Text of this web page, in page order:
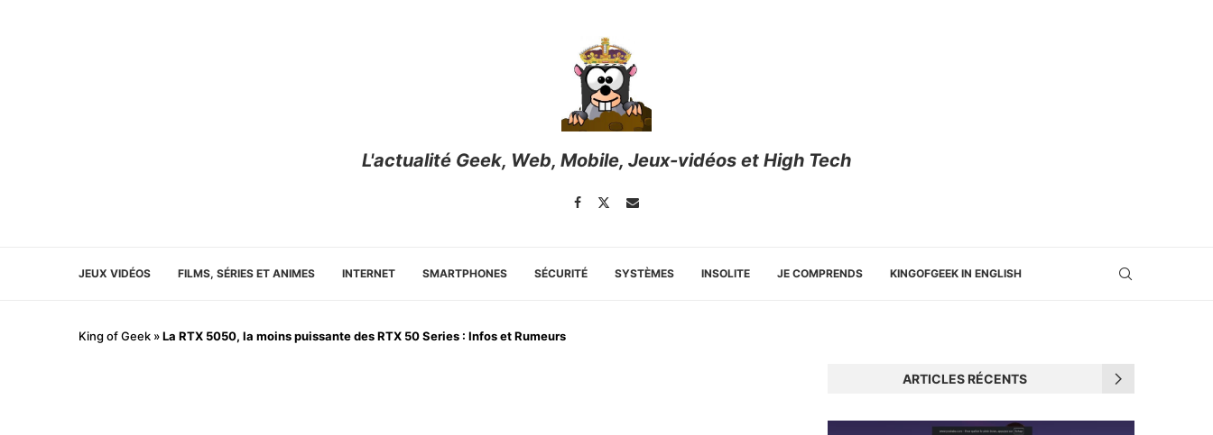
L'actualité Geek, Web, Mobile, Jeux-vidéos et High Tech
JEUX VIDÉOS FILMS, SÉRIES ET ANIMES INTERNET SMARTPHONES SÉCURITÉ SYSTÈMES INSOLITE JE COMPRENDS KINGOFGEEK IN ENGLISH
King of Geek »La RTX 5050, la moins puissante des RTX 50 Series : Infos et Rumeurs
ARTICLES RÉCENTS